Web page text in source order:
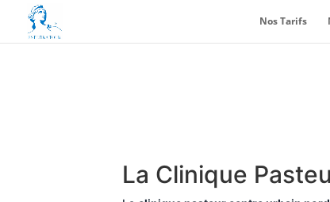
Nos Tarifs
La Clinique